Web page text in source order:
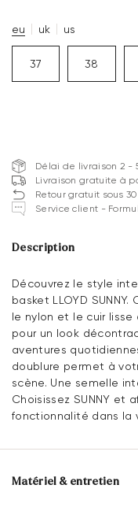
eu uk us
37 38
Délai de livraison 2 -
Livraison gratuite à
Retour gratuit sous
Service client -
Description
Découvrez le style
basket LLOYD
le nylon et le cuir
pour un look
aventures
doublure permet à
scène. Une semelle
Choisissez SUNNY et
fonctionnalité dans la
Matériel & entretien